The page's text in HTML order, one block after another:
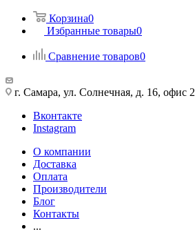
Корзина0
Избранные товары0
Сравнение товаров0
г. Самара, ул. Солнечная, д. 16, офис 2
Вконтакте
Instagram
О компании
Доставка
Оплата
Производители
Блог
Контакты
...